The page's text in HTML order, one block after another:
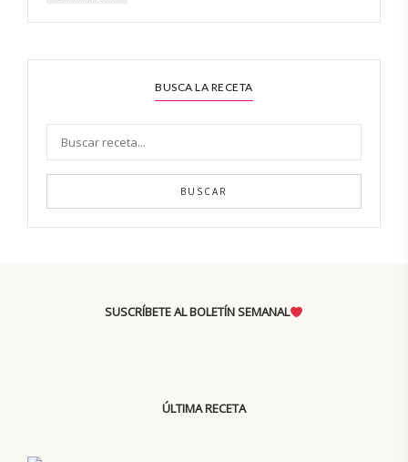
BUSCA LA RECETA
BUSCAR
SUSCRÍBETE AL BOLETÍN SEMANAL
ÚLTIMA RECETA